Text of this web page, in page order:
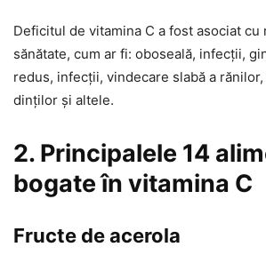
Deficitul de vitamina C a fost asociat
sănătate, cum ar fi: oboseală, infecții,
redus, infecții, vindecare slabă a
dinților și altele.
2. Principalele 14
bogate în vitamina C
Fructe de acerola